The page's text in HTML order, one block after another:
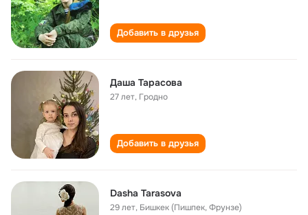
Добавить в друзья
Даша Тарасова
27 лет, Гродно
Добавить в друзья
Dasha Tarasova
29 лет, Бишкек (Пишпек, Фрунзе)